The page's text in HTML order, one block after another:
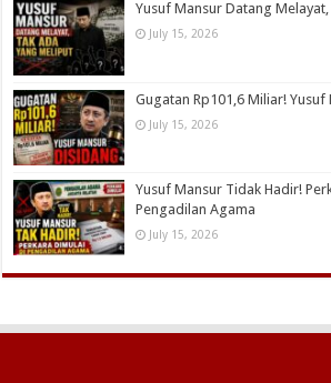
Yusuf Mansur Datang
July 15, 2026
Gugatan Rp101,6 Miliar!
July 15, 2026
Yusuf Mansur Tidak Hadir!
Pengadilan Agama
July 15, 2026